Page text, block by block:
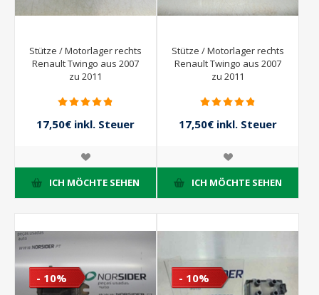
Stütze / Motorlager rechts
Renault Twingo aus 2007
zu 2011
17,50€ inkl. Steuer
ICH MÖCHTE SEHEN
Stütze / Motorlager rechts
Renault Twingo aus 2007
zu 2011
17,50€ inkl. Steuer
ICH MÖCHTE SEHEN
- 10% - 10%